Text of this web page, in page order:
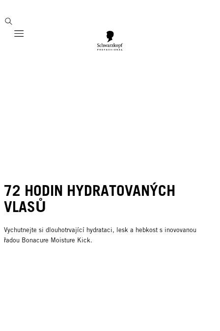
Mobile navigation
72 HODIN HYDRATOVANÝCH
VLASŮ
Vychutnejte si dlouhotrvající hydrataci, lesk a hebkost s inovovanou
řadou Bonacure Moisture Kick.